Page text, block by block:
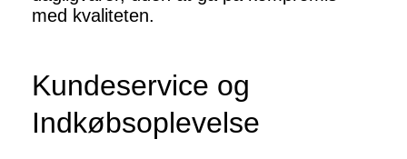
med kvaliteten.
Kundeservice og
Indkøbsoplevelse